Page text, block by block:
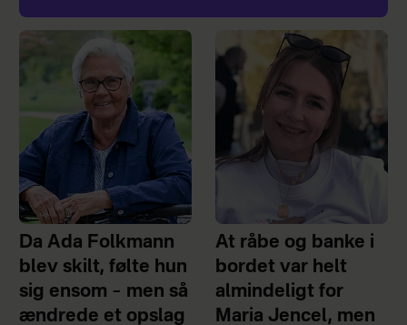
Da Ada Folkmann
blev skilt, følte hun
sig ensom – men så
ændrede et opslag
At råbe og banke i
bordet var helt
almindeligt for
Maria Jencel, men